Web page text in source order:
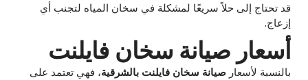
قد تحتاج إلى حلاً سريعًا لمشكلة في سخان المياه لتجنب أي
إزعاج.
أسعار صيانة سخان فايلنت
بالنسبة لأسعار صيانة سخان فايلنت بالشرقية، فهي تعتمد على